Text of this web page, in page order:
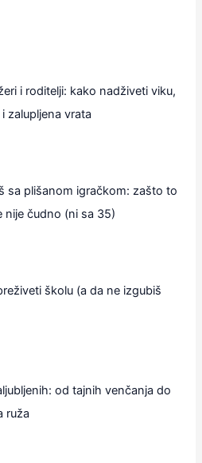
i roditelji: kako nadživeti viku,
zalupljena vrata
sa plišanom igračkom: zašto to
nije čudno (ni sa 35)
školu (a da ne izgubiš
od tajnih venčanja do
ruža